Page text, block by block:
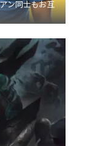
ン同士もお互